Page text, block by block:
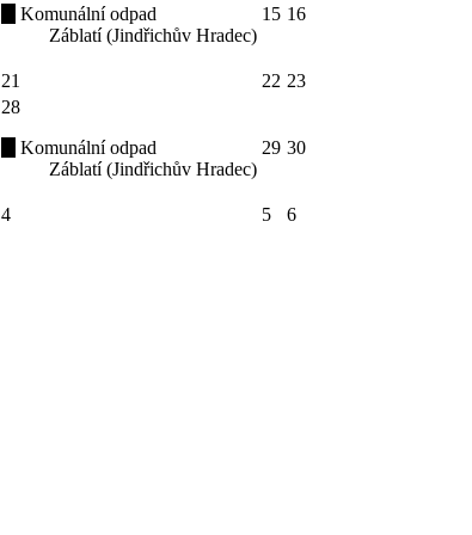
Komunální odpad
Záblatí (Jindřichův Hradec)
15 16
21 22 23
28
Komunální odpad
Záblatí (Jindřichův Hradec)
29 30
4 5
6